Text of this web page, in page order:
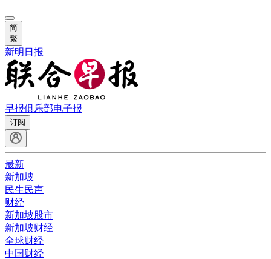
简
繁
新明日报
早报俱乐部电子报
订阅
最新
新加坡
民生民声
财经
新加坡股市
新加坡财经
全球财经
中国财经